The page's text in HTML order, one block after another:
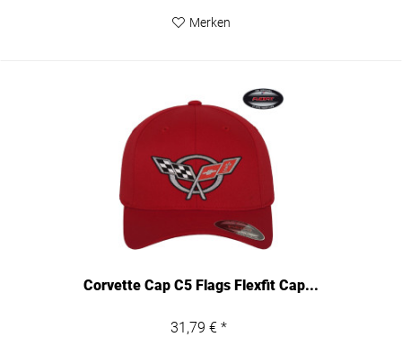
Merken
Corvette Cap C5 Flags Flexfit Cap...
31,79 € *